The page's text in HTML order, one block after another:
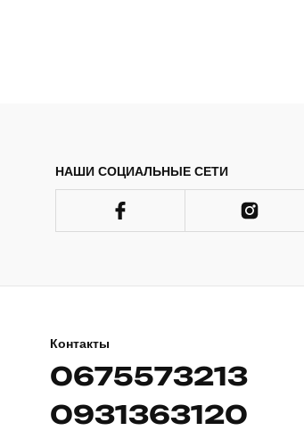
НАШИ СОЦИАЛЬНЫЕ СЕТИ
Контакты
0675573213
0931363120